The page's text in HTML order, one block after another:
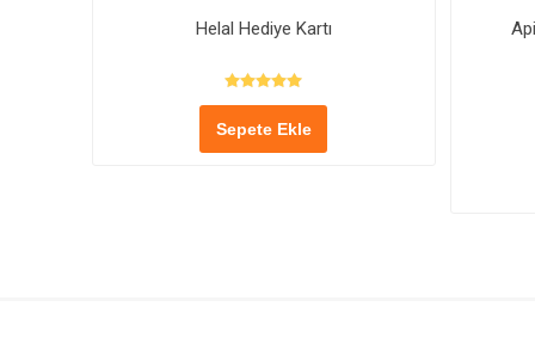
Helal Hediye Kartı
Sepete Ekle